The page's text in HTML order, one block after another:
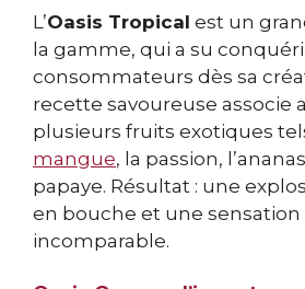
L’Oasis Tropical est un
la gamme, qui a su
consommateurs dès sa
recette savoureuse associe
plusieurs fruits exotiques
mangue, la passion,
papaye. Résultat : une
en bouche et une
incomparable.